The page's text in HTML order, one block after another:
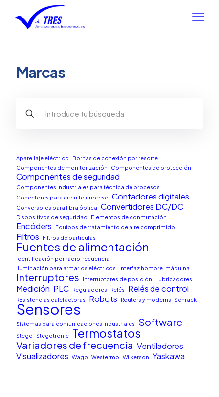
Marcas
Aparellaje eléctrico
Bornas de conexión por resorte
Componentes de monitorización
Componentes de protección
Componentes de seguridad
Componentes industriales para técnica de procesos
Conectores para circuito impreso
Contadores digitales
Conversores para fibra óptica Convertidores DC/DC
Dispositivos de seguridad Elementos de conmutación
Encóders Equipos de tratamiento de aire comprimido
Filtros Filtros de partículas
Fuentes de alimentación
Identificación por radiofrecuencia
Iluminación para armarios eléctricos
Interfaz hombre-máquina
Interruptores Interruptores de posición Lubricadores
Medición PLC Reguladores Relés Relés de control
REsistencias calefactoras Robots Routers y módems Schrack
Sensores
Sistemas para comunicaciones industriales Software
Stego Stegotronic Termostatos
Variadores de frecuencia Ventiladores
Visualizadores
Wago Westermo Wilkerson Yaskawa